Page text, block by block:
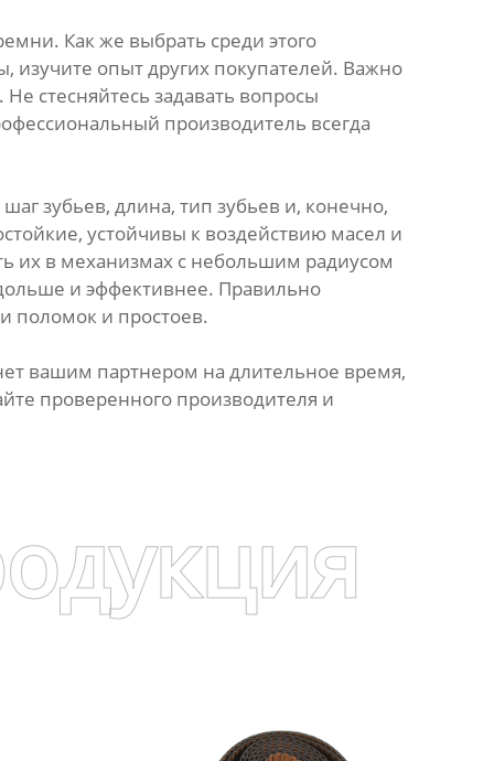
Как же выбрать среди этого
изучите опыт других покупателей. Важно
стесняйтесь задавать вопросы
производитель всегда
зубьев, длина, тип зубьев и, конечно,
устойчивы к воздействию масел и
их в механизмах с небольшим радиусом
и эффективнее. Правильно
поломок и простоев.
вашим партнером на длительное время,
проверенного производителя и